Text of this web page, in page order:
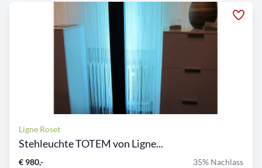
Ligne Roset
Stehleuchte TOTEM von Ligne...
€ 980,- 35% Nachlass